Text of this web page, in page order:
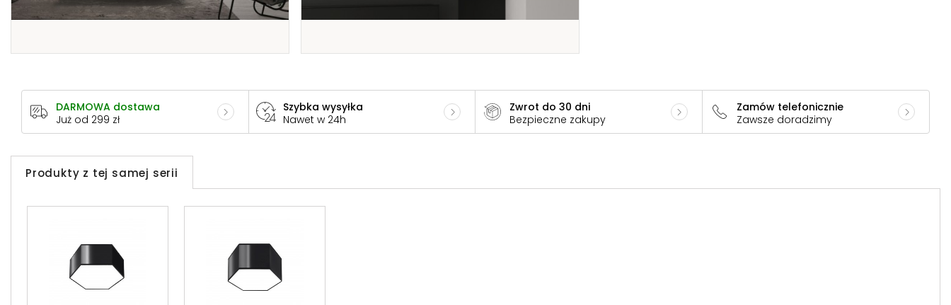
DARMOWA dostawa
Już od 299 zł
Szybka wysyłka
Nawet w 24h
Zwrot do 30 dni
Bezpieczne zakupy
Zamów telefonicznie
Zawsze doradzimy
Produkty z tej samej serii